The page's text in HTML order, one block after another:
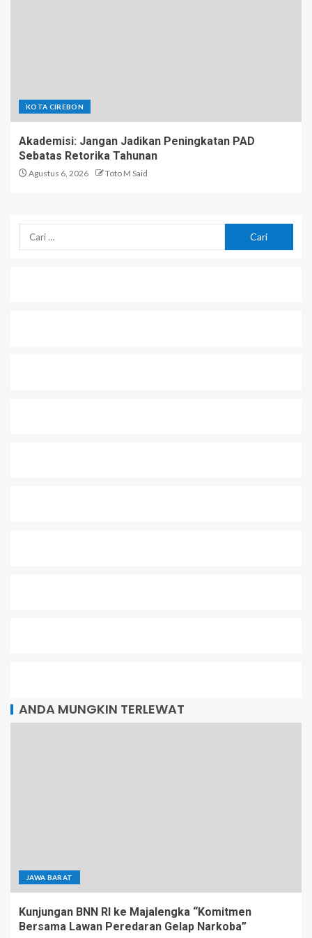
KOTA CIREBON
Akademisi: Jangan Jadikan Peningkatan PAD
Sebatas Retorika Tahunan
Agustus 6, 2026 Toto M Said
ANDA MUNGKIN TERLEWAT
JAWA BARAT
Kunjungan BNN RI ke Majalengka “Komitmen
Bersama Lawan Peredaran Gelap Narkoba”